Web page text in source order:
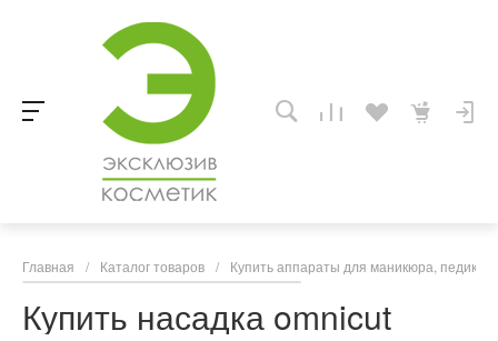
Главная / Каталог товаров / Купить аппараты для маникюра,
Купить насадка omnicut